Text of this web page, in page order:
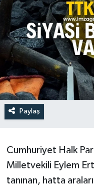
Paylaş
Cumhuriyet Halk
Milletvekili Eylem
tanınan, hatta